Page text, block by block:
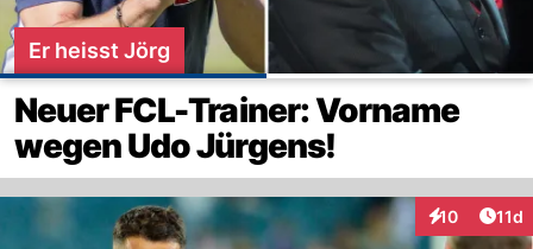
Er heisst Jörg
Neuer FCL-Trainer: Vorname
wegen Udo Jürgens!
10
Interaktionen
11d